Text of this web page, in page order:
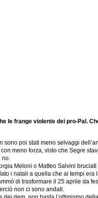
le frange violente dei pro-Pal.
poi stati meno selvaggi
meno forza, visto che Segre
no.
Meloni o Matteo Salvini
i natali a quella che ai tempi
di trasformare il 25 aprile da
non ci sono andati.